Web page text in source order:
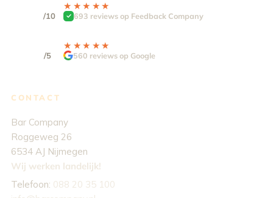
/10
★★★★★
★★★★★
693 reviews op Feedback Company
/5
★★★★★
★★★★★
560 reviews op Google
CONTACT
Bar Company
Roggeweg 26
6534 AJ Nijmegen
Wij werken landelijk!
Telefoon: 088 20 35 100